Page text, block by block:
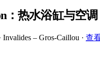
：热水浴缸与空调
Invalides – Gros-Caillou · 查